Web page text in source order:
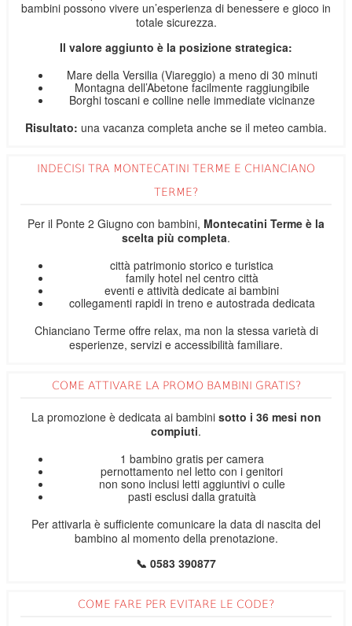
bambini possono vivere un’esperienza di benessere e gioco in
totale sicurezza.
Il valore aggiunto è la posizione strategica:
Mare della Versilia (Viareggio) a meno di 30 minuti
Montagna dell’Abetone facilmente raggiungibile
Borghi toscani e colline nelle immediate vicinanze
Risultato: una vacanza completa anche se il meteo cambia.
INDECISI TRA MONTECATINI TERME E CHIANCIANO
TERME?
Per il Ponte 2 Giugno con bambini, Montecatini Terme è la
scelta più completa.
città patrimonio storico e turistica
family hotel nel centro città
eventi e attività dedicate ai bambini
collegamenti rapidi in treno e autostrada dedicata
Chianciano Terme offre relax, ma non la stessa varietà di
esperienze, servizi e accessibilità familiare.
COME ATTIVARE LA PROMO BAMBINI GRATIS?
La promozione è dedicata ai bambini sotto i 36 mesi non
compiuti.
1 bambino gratis per camera
pernottamento nel letto con i genitori
non sono inclusi letti aggiuntivi o culle
pasti esclusi dalla gratuità
Per attivarla è sufficiente comunicare la data di nascita del
bambino al momento della prenotazione.
📞 0583 390877
COME FARE PER EVITARE LE CODE?